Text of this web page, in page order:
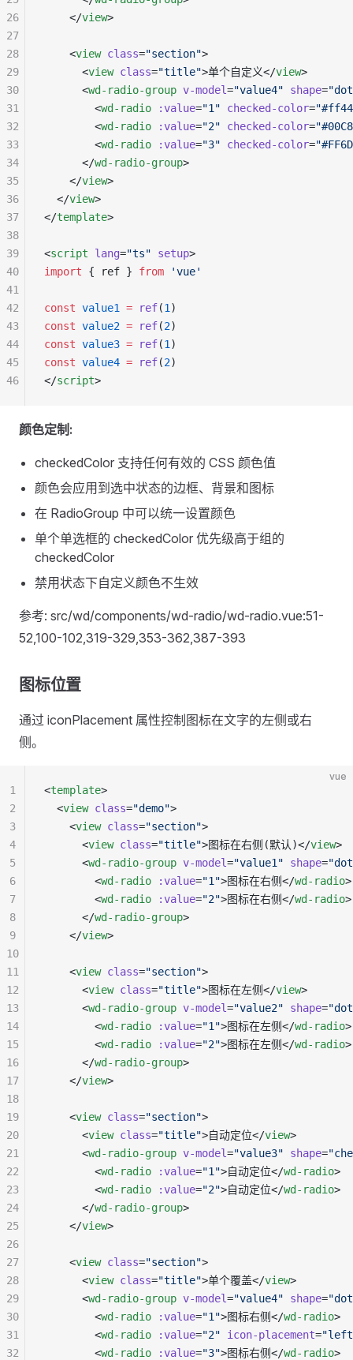
    </
view>
    <
view class="section">
      <
view class="title">单个自定义</view>
      <
wd-radio-group v-model="value4" shape=
        <
wd-radio :value="1" checked-color=
        <
wd-radio :value="2" checked-color=
        <
wd-radio :value="3" checked-color=
      </
wd-radio-group>
    </
view>
  </
view>
</template>
<script lang="ts" setup>
import { ref } from 'vue'
const value1 = ref(1 )
const value2 = ref(2)
const value3 = ref(1 )
const value4 = ref(2)
</script>
26
27
28
29
30
31
32
33
34
35
36
37
38
39
40
41
42
43
44
45
46
颜色定制:
checkedColor 支持任何有效的 CSS 颜色值
颜色会应用到选中状态的边框、背景和图标
在 RadioGroup 中可以统一设置颜色
单个单选框的 checkedColor 优先级高于组的
checkedColor
禁用状态下自定义颜色不生效
参考: src/wd/components/wd-radio/wd-radio.vue:51-
52,100-102,319-329,353-362,387-393
图标位置
通过 iconPlacement 属性控制图标在文字的左侧或右
侧。
vue
<template>
  <
view class="demo">
    <
view class="section">
      <
view class="title">图标在右侧(默认)</view>
      <
wd-radio-group v-model="value1" shape=
        <
wd-radio :value="1">图标在右侧</wd-radio>
        <
wd-radio :value="2">图标在右侧</wd-radio>
      </
wd-radio-group>
    </
view>
    <
view class="section">
      <
view class="title">图标在左侧</view>
      <
wd-radio-group v-model="value2" shape=
        <
wd-radio :value="1">图标在左侧</wd-radio>
        <
wd-radio :value="2">图标在左侧</wd-radio>
      </
wd-radio-group>
    </
view>
    <
view class="section">
      <
view class="title">自动定位</view>
      <
wd-radio-group v-model="value3" shape=
        <
wd-radio :value="1">自动定位</wd-radio>
        <
wd-radio :value="2">自动定位</wd-radio>
      </
wd-radio-group>
    </
view>
    <
view class="section">
      <
view class="title">单个覆盖</view>
      <
wd-radio-group v-model="value4" shape=
        <
wd-radio :value="1">图标右侧</wd-radio>
        <
wd-radio :value="2" icon-placement=
        <
wd-radio :value="3">图标右侧</wd-radio>
1
2
3
4
5
6
7
8
9
10
11
12
13
14
15
16
17
18
19
20
21
22
23
24
25
26
27
28
29
30
31
32